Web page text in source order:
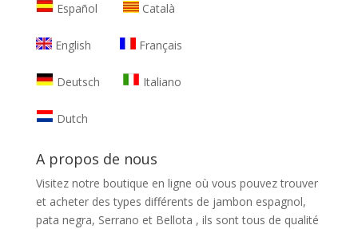
Español Català
English Français
Deutsch Italiano
Dutch
A propos de nous
Visitez notre boutique en ligne où vous pouvez trouver
et acheter des types différents de jambon espagnol,
pata negra, Serrano et Bellota , ils sont tous de qualité